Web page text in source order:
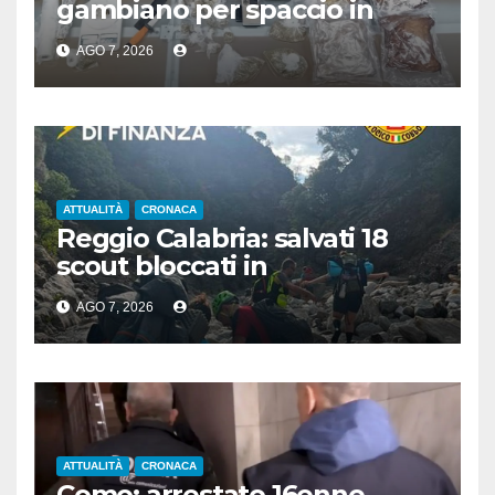
gambiano per spaccio in
stazione, aveva 7 Kg di droga
AGO 7, 2026
ATTUALITÀ CRONACA
Reggio Calabria: salvati 18
scout bloccati in
Aspromonte, 2 recuperati in
elicottero
AGO 7, 2026
ATTUALITÀ CRONACA